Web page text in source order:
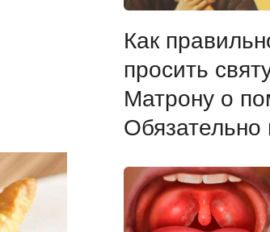
Как
просить
Матрону о
Обязательно